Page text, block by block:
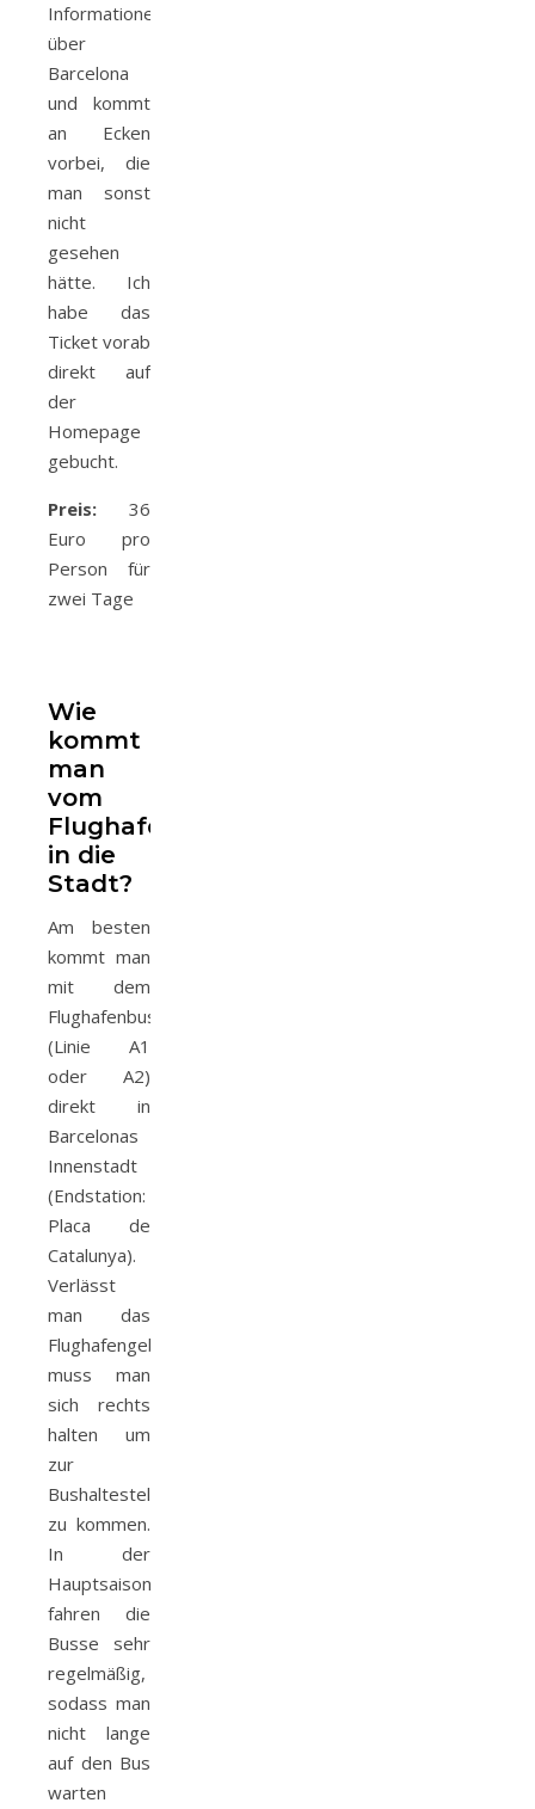
Informationen
über
Barcelona
und kommt
an Ecken
vorbei, die
man sonst
nicht
gesehen
hätte. Ich
habe das
Ticket vorab
direkt auf
der
Homepage
gebucht.
Preis: 36
Euro pro
Person für
zwei Tage
Wie
kommt
man
vom
Flughafen
in die
Stadt?
Am besten
kommt man
mit dem
Flughafenbus
(Linie A1
oder A2)
direkt in
Barcelonas
Innenstadt
(Endstation:
Placa de
Catalunya).
Verlässt
man das
Flughafengebäude
muss man
sich rechts
halten um
zur
Bushaltestelle
zu kommen.
In der
Hauptsaison
fahren die
Busse sehr
regelmäßig,
sodass man
nicht lange
auf den Bus
warten